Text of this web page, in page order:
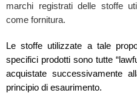
marchi registrati delle stoffe
come fornitura.
Le stoffe utilizzate a tale
specifici prodotti sono tutte
acquistate successivamente
principio di esaurimento.